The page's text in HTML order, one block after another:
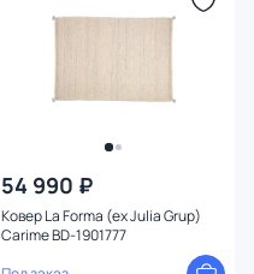
54 990 ₽
Ковер La Forma (ex Julia Grup)
Carime BD-1901777